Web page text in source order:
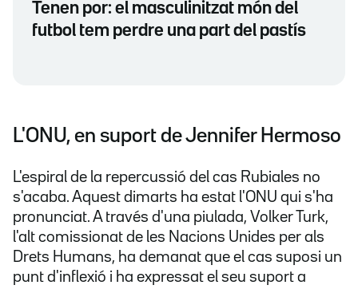
Tenen por: el masculinitzat món del
futbol tem perdre una part del pastís
L'ONU, en suport de Jennifer Hermoso
L'espiral de la repercussió del cas Rubiales no
s'acaba. Aquest dimarts ha estat l'ONU qui s'ha
pronunciat. A través d'una piulada, Volker Turk,
l'alt comissionat de les Nacions Unides per als
Drets Humans, ha demanat que el cas suposi un
punt d'inflexió i ha expressat el seu suport a